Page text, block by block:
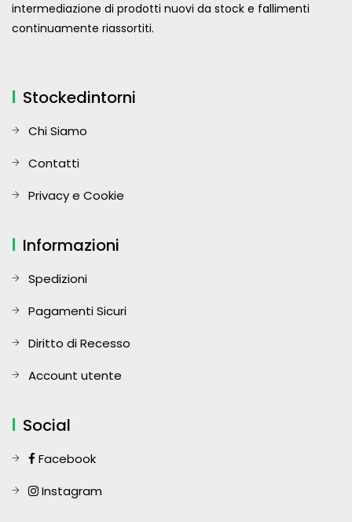
intermediazione di prodotti nuovi da stock e fallimenti
continuamente riassortiti.
Stockedintorni
Chi Siamo
Contatti
Privacy e Cookie
Informazioni
Spedizioni
Pagamenti Sicuri
Diritto di Recesso
Account utente
Social
Facebook
Instagram